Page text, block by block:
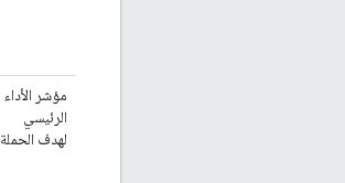
مؤشر الأداء
الرئيسي
لهدف الحملة